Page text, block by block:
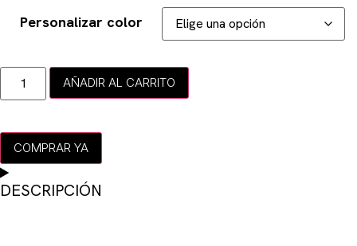
Personalizar color
AÑADIR AL CARRITO
COMPRAR YA
DESCRIPCIÓN